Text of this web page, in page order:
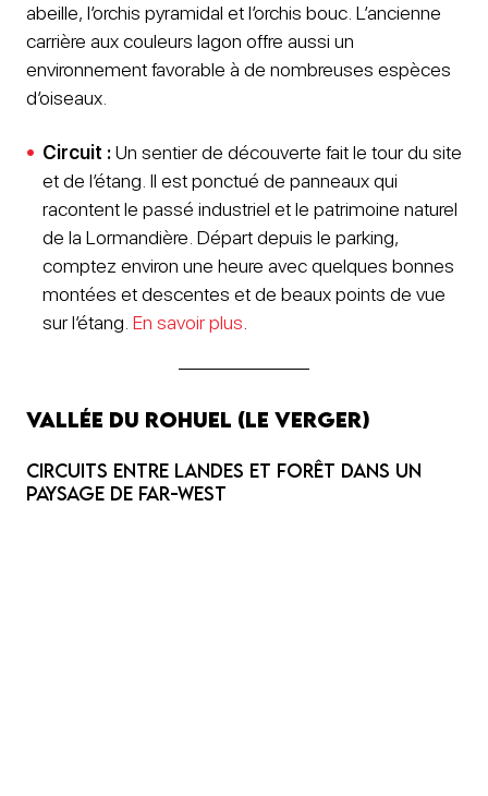
abeille, l’orchis pyramidal et l’orchis bouc. L’ancienne
carrière aux couleurs lagon offre aussi un
environnement favorable à de nombreuses espèces
d’oiseaux.
Circuit :Un sentier de découverte fait le tour du site
et de l’étang. Il est ponctué de panneaux qui
racontent le passé industriel et le patrimoine naturel
de la Lormandière. Départ depuis le parking,
comptez environ une heure avec quelques bonnes
montées et descentes et de beaux points de vue
sur l’étang. En savoir plus.
Vallée du Rohuel (Le Verger)
Circuits entre landes et forêt dans un
paysage de far-west